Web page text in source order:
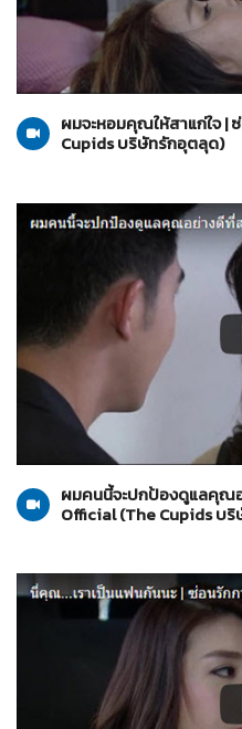
01-06-2560
The
ผมจะหอมคุณให้สาแก่ใจ |
Cupids บริษัทรักอุตลุด)
01-06-2560
The
ผมคนนี้จะปกป้องดูแลคุณ
Official (The Cupids บ